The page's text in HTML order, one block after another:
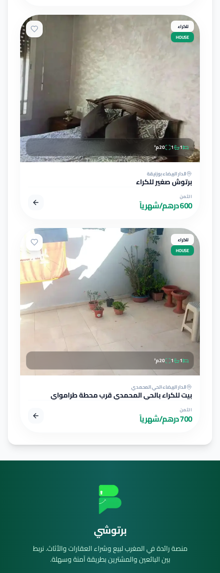
للكراء
HOUSE
1
1
20م²
الدار البيضاءبوزنيقة
برتوش صغير للكراء
الثمن
600 درهم/شهرياً
للكراء
HOUSE
1
1
20م²
الدار البيضاءالحي المحمدي
بيت للكراء بالحي المحمدي قرب محطة طرامواي
القيسارية الطابق 3الثمن
700 درهم/شهرياً
برتوشي
منصة رائدة في المغرب لبيع وشراء العقارات والأثاث. نربط
بين البائعين والمشترين بطريقة آمنة وسهلة.